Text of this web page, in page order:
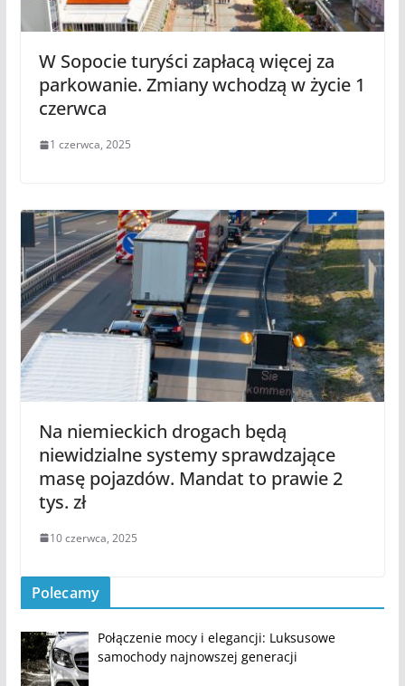
W Sopocie turyści zapłacą więcej za
parkowanie. Zmiany wchodzą w życie 1
czerwca
1 czerwca, 2025
Na niemieckich drogach będą
niewidzialne systemy sprawdzające
masę pojazdów. Mandat to prawie 2
tys. zł
10 czerwca, 2025
Polecamy
Połączenie mocy i elegancji: Luksusowe
samochody najnowszej generacji